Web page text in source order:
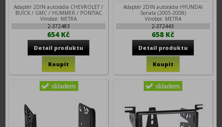
Adaptér 2DIN autorádia CHEVROLET /
BUICK / GMC / HUMMER / PONTIAC
Výrobce: METRA
2-372483
654 Kč
Adaptér 2DIN autorádia HYUNDAI
Sonata (2005-2008)
Výrobce: METRA
2-372443
658 Kč